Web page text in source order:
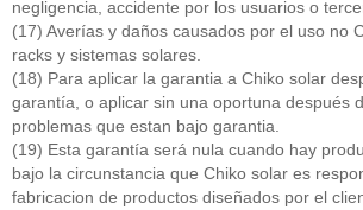
negligencia, accidente por los usuarios o
(17) Averías y daños causados por el uso no
racks y sistemas solares.
(18) Para aplicar la garantia a Chiko solar
garantía, o aplicar sin una oportuna después
problemas que estan bajo garantia.
(19) Esta garantía será nula cuando hay
bajo la circunstancia que Chiko solar es
fabricacion de productos diseñados por el